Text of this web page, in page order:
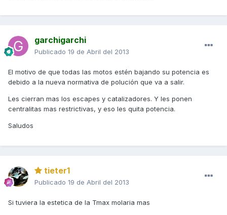
garchigarchi
Publicado 19 de Abril del 2013
El motivo de que todas las motos estén bajando su potencia es
debido a la nueva normativa de polución que va a salir.
Les cierran mas los escapes y catalizadores. Y les ponen
centralitas mas restrictivas, y eso les quita potencia.
Saludos
tieter1
Publicado 19 de Abril del 2013
Si tuviera la estetica de la Tmax molaria mas